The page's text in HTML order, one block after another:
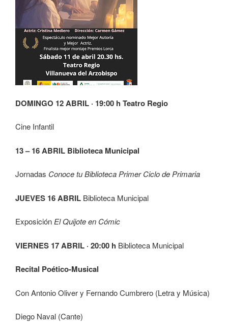
DOMINGO 12 ABRIL · 19:00 h Teatro Regio
Cine Infantil
13 – 16 ABRIL Biblioteca Municipal
Jornadas Conoce tu Biblioteca Primer Ciclo de Primaria
JUEVES 16 ABRIL Biblioteca Municipal
Exposición El Quijote en Cómic
VIERNES 17 ABRIL · 20:00 h Biblioteca Municipal
Recital Poético-Musical
Con Antonio Oliver y Fernando Cumbrero (Letra y Música)
Diego Naval (Cante)